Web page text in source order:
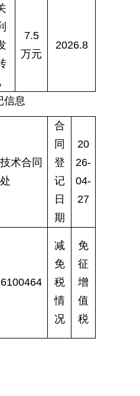
7.5
万元
2026.8
信息
术合同
合
同
登
记
日
期
20
26-
04-
27
减
免
税
情
况
免
征
增
值
税